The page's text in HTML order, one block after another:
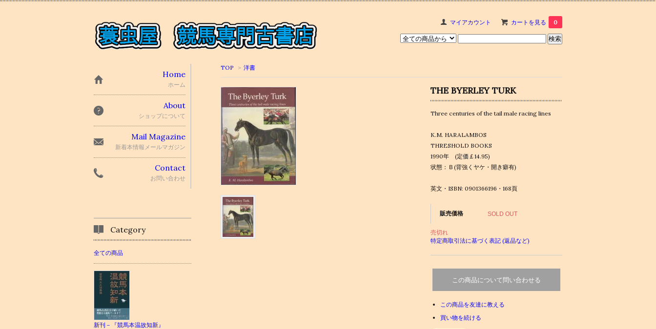
マイアカウント カートを見る 0
TOP > 洋書
THE BYERLEY TURK
Three centuries of the tail male racing lines
K.M. HARALAMBOS
THRESHOLD BOOKS
1990年 (定価￡14.95)
状態：Ｂ(背強くヤケ・開き癖有)
英文・ISBN: 0901366196・168頁
販売価格 SOLD OUT
売切れ
特定商取引法に基づく表記 (返品など)
この商品について問い合わせる
この商品を友達に教える
買い物を続ける
Home
ホーム
About
ショップについて
Mail Magazine
新着本情報メールマガジン
Contact
お問い合わせ
Category
全ての商品
新刊－『競馬本温故知新』